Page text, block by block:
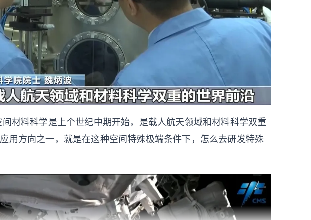
间材料科学是上个世纪中期开始，是载人航天领域和材料科学双重
用方向之一，就是在这种空间特殊极端条件下，怎么去研发特殊